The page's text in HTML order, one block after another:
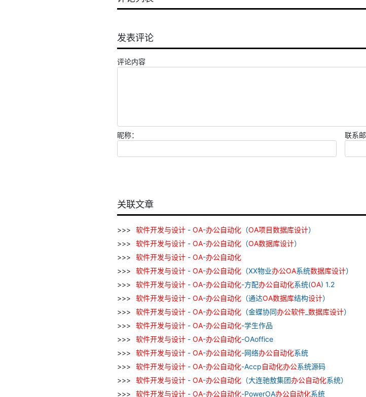
发表评论
评论内容
昵称： 联系邮
关联文章
软件开发与设计 - OA-办公自动化 （OA项目数据库设计）
软件开发与设计 - OA-办公自动化 （OA数据库设计）
软件开发与设计 - OA-办公自动化
软件开发与设计 - OA-办公自动化 （XX物业办公OA系统数据库设计）
软件开发与设计 - OA-办公自动化-方配办公自动化系统(OA) 1.2
软件开发与设计 - OA-办公自动化 （通达OA数据库结构设计）
软件开发与设计 - OA-办公自动化 （金蝶协同办公软件 数据库设计）
软件开发与设计 - OA-办公自动化-学生作品
软件开发与设计 - OA-办公自动化-OAoffice
软件开发与设计 - OA-办公自动化-网络办公自动化系统
软件开发与设计 - OA-办公自动化-Accp自动化办公系统源码
软件开发与设计 - OA-办公自动化 （大连驰敖集团办公自动化系统）
软件开发与设计 - OA-办公自动化-PowerOA办公自动化系统